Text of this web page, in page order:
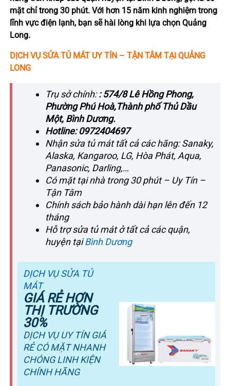
mặt chỉ trong 30 phút. Với hơn 15 năm kinh nghiệm trong
lĩnh vực điện lạnh, bạn sẽ hài lòng khi lựa chọn Quảng
Long.
DỊCH VỤ SỬA TỦ MÁT UY TÍN – TẬN TÂM TẠI QUẢNG
LONG
Trụ sở chính:: 574/8 Lê Hồng Phong,
Phường Phú Hoà,Thành phố Thủ Dầu
Một, Bình Dương.
Hotline: 0972404697
Nhận sửa tủ mát tất cả các hãng: Sanaky,
Alaska, Kangaroo, LG, Hòa Phát, Aqua,
Panasonic, Darling,…
Có mặt tại nhà trong 30 phút – Uy Tín –
Tận Tâm
Chính sách bảo hành dài hạn lên đến 12
tháng
Hỗ trợ sửa tủ mát ở tất cả các quận,
huyện tạiBình Dương
DỊCH VỤ SỬA TỦ
MÁT
GIÁ RẺ HƠN
THỊ TRƯỜNG
30%
DỊCH VỤ UY TÍN GIÁ
RẺ CÓ MẶT NHANH
CHÓNG LINH KIỆN
CHÍNH HÃNG